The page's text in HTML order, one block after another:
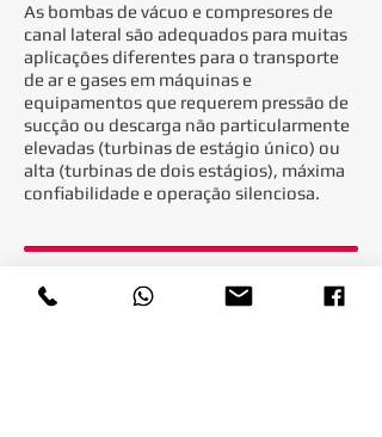
As bombas de vácuo e compresores de
canal lateral são adequados para muitas
aplicações diferentes para o transporte
de ar e gases em máquinas e
equipamentos que requerem pressão de
sucção ou descarga não particularmente
elevadas (turbinas de estágio único) ou
alta (turbinas de dois estágios), máxima
confiabilidade e operação silenciosa.
download do nosso material
técnico.